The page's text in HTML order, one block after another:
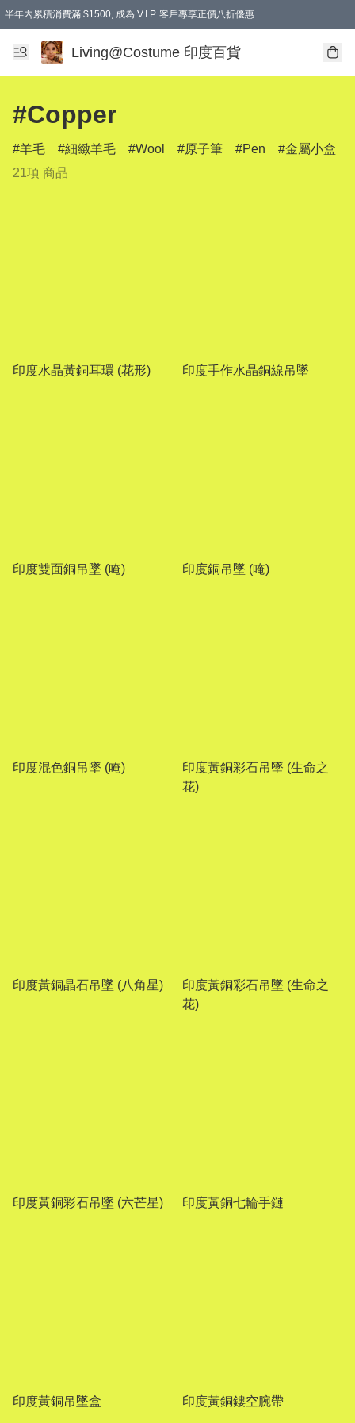
半年內累積消費滿 $1500, 成為 V.I.P. 客戶專享正價八折優惠
滿$600免本地運費
Living@Costume 印度百貨
#Copper
羊毛 細緻羊毛 Wool 原子筆 Pen
金屬小盒
21項 商品
印度水晶黃銅耳環 (花形) 印度手作水晶銅線吊墜
印度雙面銅吊墜 (唵) 印度銅吊墜 (唵)
印度混色銅吊墜 (唵)
印度黃銅彩石吊墜 (生命之
花)
印度黃銅晶石吊墜 (八角星)
印度黃銅彩石吊墜 (生命之
花)
印度黃銅彩石吊墜 (六芒星) 印度黃銅七輪手鏈
印度黃銅吊墜盒 印度黃銅鏤空腕帶